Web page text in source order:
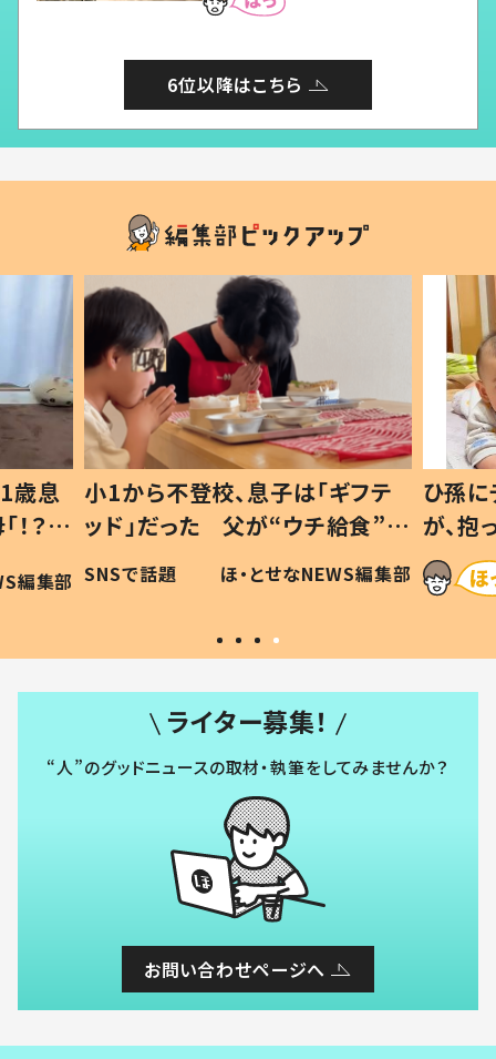
6位以降はこちら
歳息
？」
編集部
小1から不登校、息子は「ギフテ
ッド」だった 父が“ウチ給食”を
作り続ける理由とは #令和の親
#令和の子
SNSで話題 ほ・とせなNEWS編集部
ひ孫
が、
「涙が
い」
ライター募集！
“人”のグッドニュースの取材・執筆をしてみませんか？
お問い合わせページへ